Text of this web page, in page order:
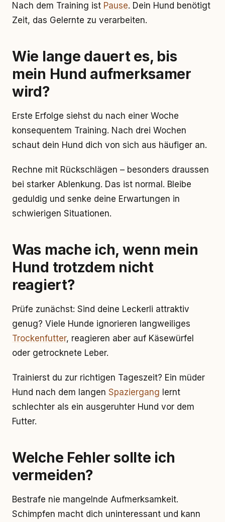
Nach dem Training ist Pause. Dein Hund benötigt
Zeit, das Gelernte zu verarbeiten.
Wie lange dauert es, bis
mein Hund aufmerksamer
wird?
Erste Erfolge siehst du nach einer Woche
konsequentem Training. Nach drei Wochen
schaut dein Hund dich von sich aus häufiger an.
Rechne mit Rückschlägen – besonders draussen
bei starker Ablenkung. Das ist normal. Bleibe
geduldig und senke deine Erwartungen in
schwierigen Situationen.
Was mache ich, wenn mein
Hund trotzdem nicht
reagiert?
Prüfe zunächst: Sind deine Leckerli attraktiv
genug? Viele Hunde ignorieren langweiliges
Trockenfutter, reagieren aber auf Käsewürfel
oder getrocknete Leber.
Trainierst du zur richtigen Tageszeit? Ein müder
Hund nach dem langen Spaziergang lernt
schlechter als ein ausgeruhter Hund vor dem
Futter.
Welche Fehler sollte ich
vermeiden?
Bestrafe nie mangelnde Aufmerksamkeit.
Schimpfen macht dich uninteressant und kann